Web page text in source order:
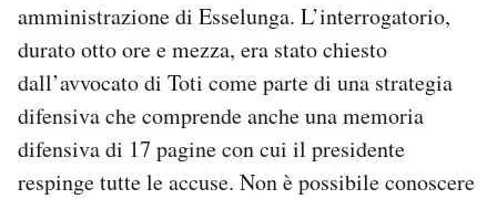
Notifiche mobile
Regala il Post
Hai bisogno di aiuto?
Esci
amministrazione di Esselunga. L’interrogatorio,
durato otto ore e mezza, era stato chiesto
dall’avvocato di Toti come parte di una strategia
difensiva che comprende anche una memoria
difensiva di 17 pagine con cui il presidente
respinge tutte le accuse. Non è possibile conoscere